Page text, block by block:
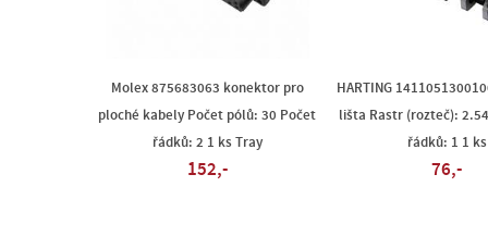
Molex 875683063 konektor pro
ploché kabely Počet pólů: 30 Počet
řádků: 2 1 ks Tray
152,-
HARTING
lišta Rastr (rozteč):
řádků: 1 1 ks
76,-